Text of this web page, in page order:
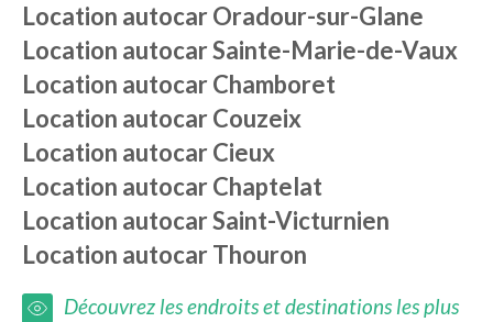
Location autocarOradour-sur-Glane
Location autocarSainte-Marie-de-Vaux
Location autocarChamboret
Location autocarCouzeix
Location autocarCieux
Location autocarChaptelat
Location autocarSaint-Victurnien
Location autocarThouron
Découvrez les endroits et destinations les plus